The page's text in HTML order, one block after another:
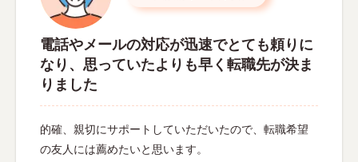
電話やメールの対応が迅速でとても頼りに
なり、思っていたよりも早く転職先が決ま
りました
的確、親切にサポートしていただいたので、転職希望
の友人には薦めたいと思います。